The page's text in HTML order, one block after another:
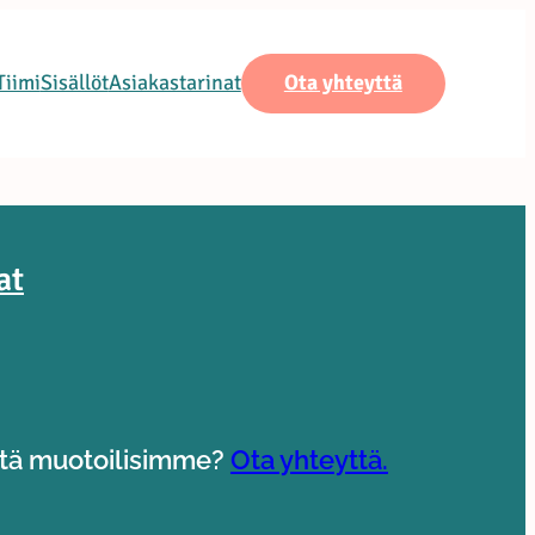
SisällötAsiakastarinat Ota yhteyttä
muotoilisimme? Ota yhteyttä.